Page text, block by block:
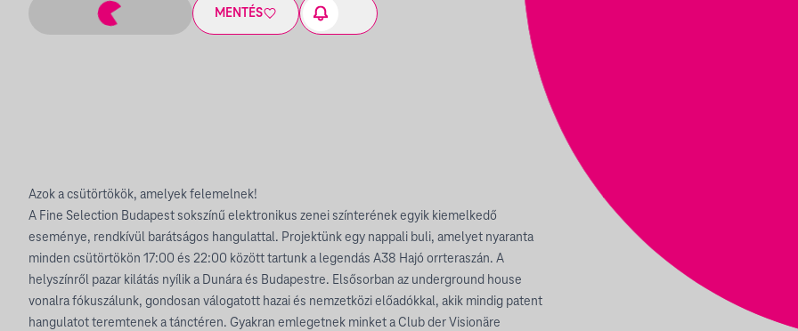
MENTÉS
Azok a csütörtökök, amelyek felemelnek!
A Fine Selection Budapest sokszínű elektronikus zenei színterének egyik kiemelkedő
eseménye, rendkívül barátságos hangulattal. Projektünk egy nappali buli, amelyet nyaranta
minden csütörtökön 17:00 és 22:00 között tartunk a legendás A38 Hajó orrteraszán. A
helyszínről pazar kilátás nyílik a Dunára és Budapestre. Elsősorban az underground house
vonalra fókuszálunk, gondosan válogatott hazai és nemzetközi előadókkal, akik mindig patent
hangulatot teremtenek a tánctéren. Gyakran emlegetnek minket a Club der Visionäre